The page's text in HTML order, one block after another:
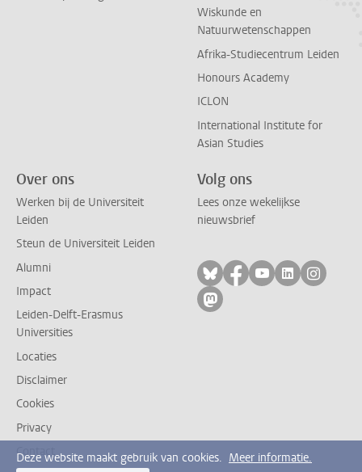
Wiskunde en
Natuurwetenschappen
Afrika-Studiecentrum Leiden
Honours Academy
ICLON
International Institute for
Asian Studies
Over ons
Werken bij de Universiteit
Leiden
Steun de Universiteit Leiden
Alumni
Impact
Leiden-Delft-Erasmus
Universities
Locaties
Disclaimer
Cookies
Privacy
Contact
Volg ons
Lees onze wekelijkse
nieuwsbrief
Volg ons op bluesky
Volg ons op
Volg ons op
Volg ons
Volg
Volg ons op mastodon
Deze website maakt gebruik van cookies. Meer informatie.